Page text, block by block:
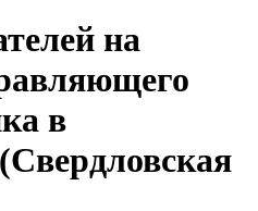
на
в